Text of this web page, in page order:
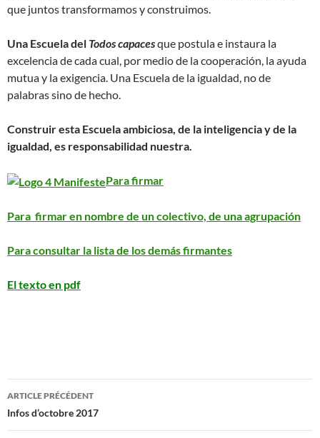
que juntos transformamos y construimos.
Una Escuela del Todos capacesque postula e instaura la
excelencia de cada cual, por medio de la cooperación, la ayuda
mutua y la exigencia. Una Escuela de la igualdad, no de
palabras sino de hecho.
Construir esta Escuela ambiciosa, de la inteligencia y de la
igualdad, es responsabilidad nuestra.
Para firmar
Para firmar en nombre de un colectivo, de una agrupación
Para consultar la lista de los demás firmantes
El texto en pdf
Navigation
des
ARTICLE PRÉCÉDENT
Infos d’octobre 2017